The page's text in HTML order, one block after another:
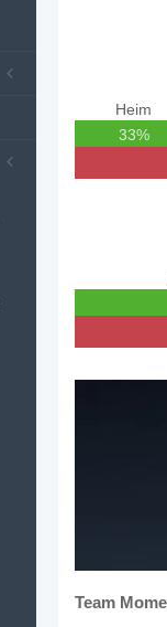
Heim
33%
Team